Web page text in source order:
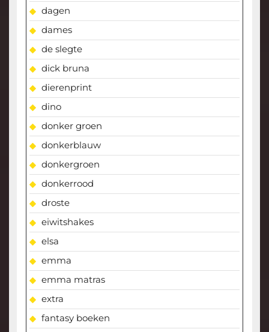
dagen
dames
de slegte
dick bruna
dierenprint
dino
donker groen
donkerblauw
donkergroen
donkerrood
droste
eiwitshakes
elsa
emma
emma matras
extra
fantasy boeken